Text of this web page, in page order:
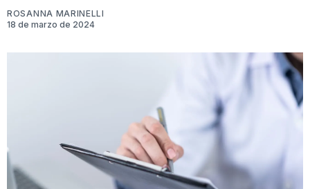
ROSANNA MARINELLI
18 de marzo de 2024